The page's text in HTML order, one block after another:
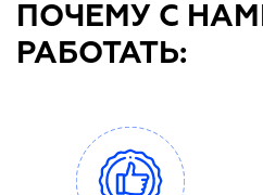
ПОЧЕМУ С
РАБОТАТЬ: